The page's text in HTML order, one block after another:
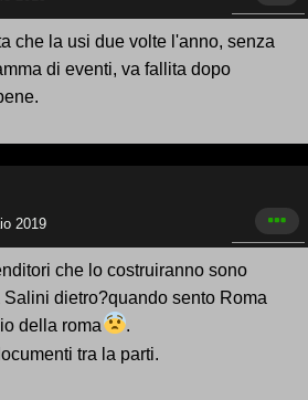
che la usi due volte l'anno, senza
di eventi, va fallita dopo
2019
che lo costruiranno sono
dietro?quando sento Roma
della roma
.
tra la parti.